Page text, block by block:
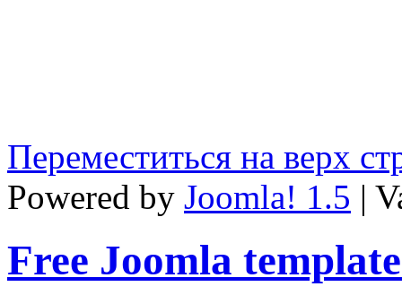
Переместиться на верх
Powered by Joomla! 1.5 |
Free Joomla